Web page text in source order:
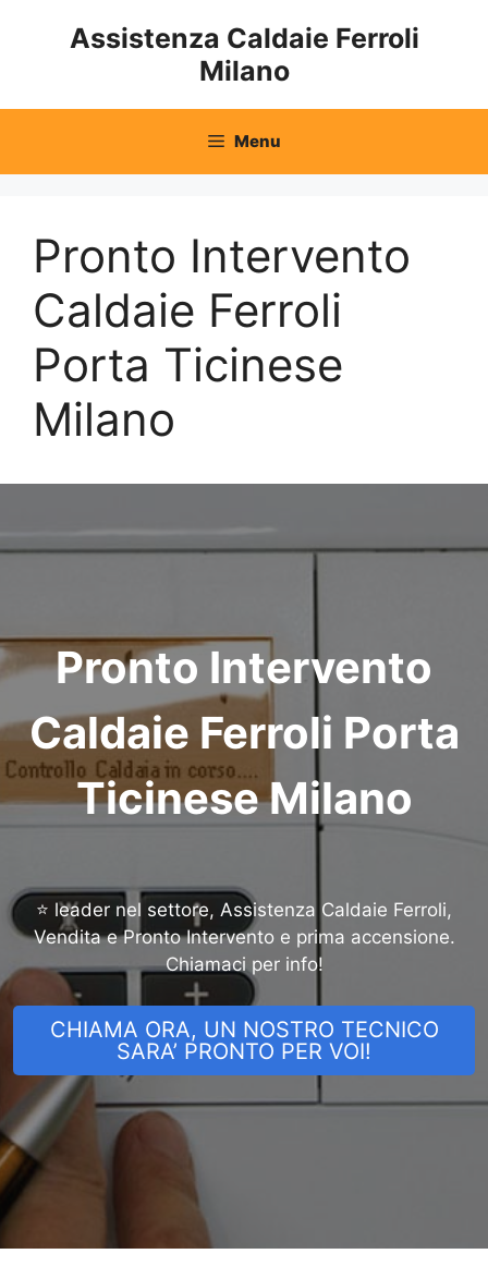
Assistenza Caldaie Ferroli
Milano
Menu
Pronto Intervento
Caldaie Ferroli
Porta Ticinese
Milano
Pronto Intervento
Caldaie Ferroli Porta
Ticinese Milano
⭐ leader nel settore, Assistenza Caldaie Ferroli,
Vendita e Pronto Intervento e prima accensione.
Chiamaci per info!
CHIAMA ORA, UN NOSTRO TECNICO
SARA’ PRONTO PER VOI!